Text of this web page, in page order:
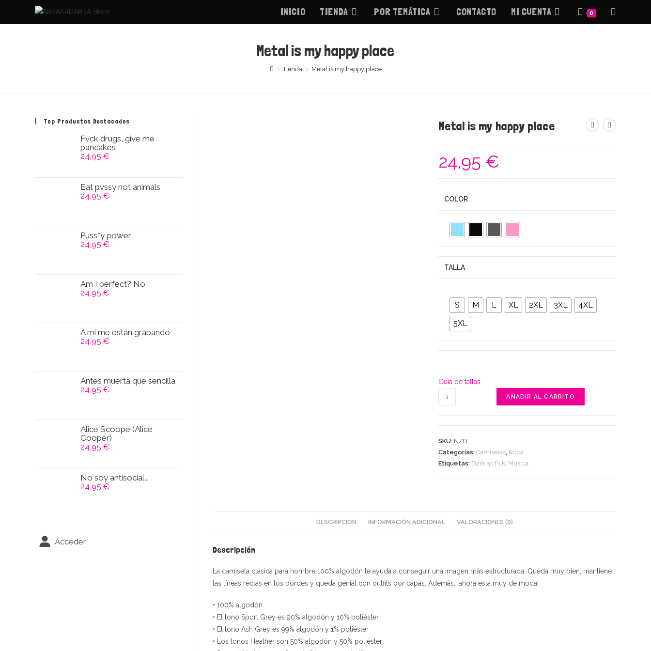
INICIO TIENDA POR TEMÁTICA CONTACTO MI CUENTA 0
Metal is my happy place
> Tienda > Metal is my happy place
Metal is my happy place
24,95 €
COLOR
TALLA
S M L XL 2XL 3XL
4XL
5XL
Guía de tallas
is
place
cantidad
AÑADIR AL CARRITO
SKU: N/D
Categorías:Camisetas, Ropa
Etiquetas: Dark as f*ck, Música
DESCRIPCIÓN INFORMACIÓN ADICIONAL VALORACIONES (0)
Descripción
La camiseta clásica para hombre 100% algodón te ayuda a conseguir una imagen más estructurada. Queda muy bien, mantiene
las líneas rectas en los bordes y queda genial con outfits por capas. Además, ¡ahora está muy de moda!
• 100% algodón
• El tono Sport Grey es 90% algodón y 10% poliéster
• El tono Ash Grey es 99% algodón y 1% poliéster
• Los tonos Heather son 50% algodón y 50% poliéster
Top Productos Destacados
Fvck drugs, give me
pancakes
24,95 €
Eat pvssy not animals
24,95 €
Puss*y power
24,95 €
Am I perfect? No
24,95 €
A mi me están grabando
24,95 €
Antes muerta que sencilla
24,95 €
Alice Scoope (Alice
Cooper)
24,95 €
No soy antisocial...
24,95 €
Acceder